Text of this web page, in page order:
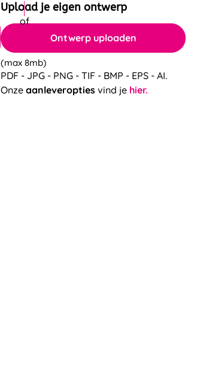
Upload je eigen ontwerp
Ontwerp uploaden
(max 8mb)
PDF - JPG - PNG - TIF - BMP - EPS - AI.
Onze aanleveropties vind je hier.